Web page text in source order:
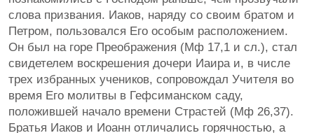
слова призвания. Иаков, наряду со своим братом и
Петром, пользовался Его особым расположением.
Он был на горе Преображения (Мф 17,1 и сл.), стал
свидетелем воскрешения дочери Иаира и, в числе
трех избранных учеников, сопровождал Учителя во
время Его молитвы в Гефсиманском саду,
положившей начало времени Страстей (Мф 26,37).
Братья Иаков и Иоанн отличались горячностью, а